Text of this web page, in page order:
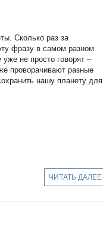
Сколько раз за
фразу в самом разном
уже не просто говорят –
проворачивают разные
нашу планету для
ЧИТАТЬ ДАЛЕЕ